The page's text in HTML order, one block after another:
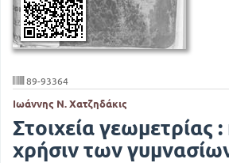
89-93364
Ιωάννης Ν. Χατζηδάκις
Στοιχεία γεωμετρίας
χρήσιν των